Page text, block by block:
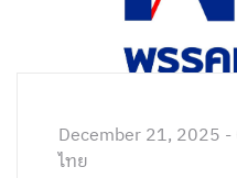
December 21, 2025
ไทย